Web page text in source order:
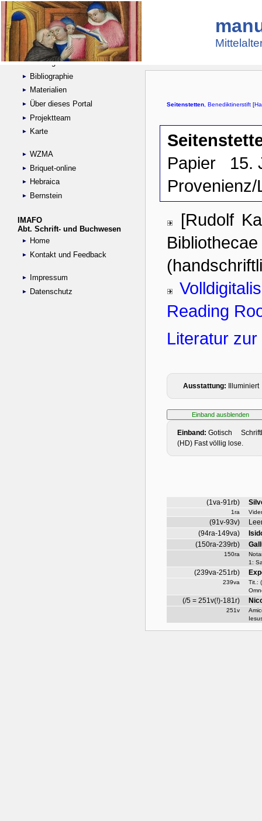
Suche
Handschriftensammlungen
Digitalisierte Handschriften
Kataloge
Bibliographie
Materialien
Über dieses Portal
Projektteam
Karte
WZMA
Briquet-online
Hebraica
Bernstein
IMAFO
Abt. Schrift- und Buchwesen
Home
Kontakt und Feedback
Impressum
Datenschutz